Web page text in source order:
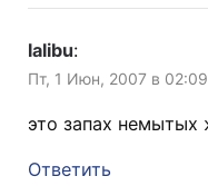
lalibu:
Пт, 1 Июн, 2007 в 02:09
это запах
Ответить